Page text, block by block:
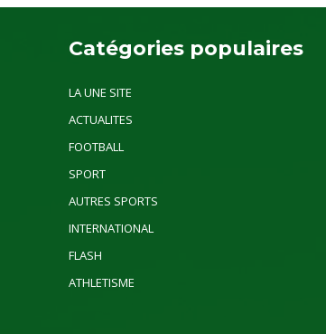
Catégories populaires
LA UNE SITE
ACTUALITES
FOOTBALL
SPORT
AUTRES SPORTS
INTERNATIONAL
FLASH
ATHLETISME